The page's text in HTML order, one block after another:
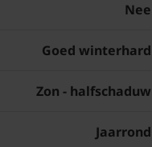
Nee
Goed winterhard
Zon - halfschaduw
Jaarrond